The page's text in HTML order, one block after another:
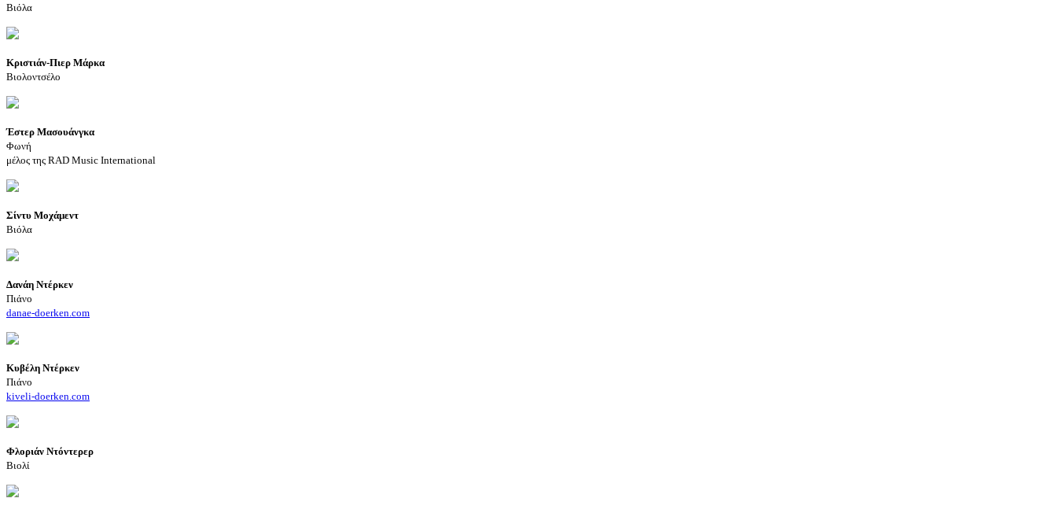
Βιόλα
Κριστιάν-Πιερ Μάρκα
Βιολοντσέλο
Έστερ Μασουάνγκα
Φωνή
μέλος της RAD Μusic Ιnternational
Σίντυ Μοχάμεντ
Βιόλα
Δανάη Ντέρκεν
Πιάνο
danae-doerken.com
Κυβέλη Ντέρκεν
Πιάνο
kiveli-doerken.com
Φλοριάν Ντόντερερ
Βιολί